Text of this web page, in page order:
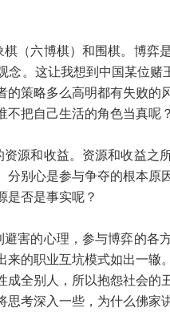
（六博棋）和围棋。博弈
。这让我想到中国某位赌
的策略多么高明都有失败的
不把自己生活的角色当真呢？
源和收益。资源和收益之
分别心是参与争夺的根本原
是否是事实呢？
害的心理，参与博弈的各
来的职业互坑模式如出一辙
全别人，所以抱怨社会的
思考深入一些，为什么佛家